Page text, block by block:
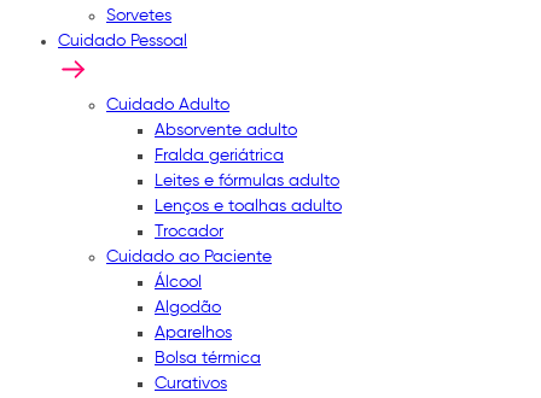
Sorvetes
Cuidado Pessoal
Cuidado Adulto
Absorvente adulto
Fralda geriátrica
Leites e fórmulas adulto
Lenços e toalhas adulto
Trocador
Cuidado ao Paciente
Álcool
Algodão
Aparelhos
Bolsa térmica
Curativos